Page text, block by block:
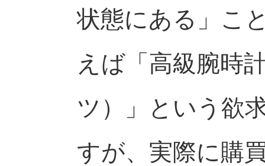
状態にある」こ
えば「高級腕時
ツ）」という欲
すが、実際に購